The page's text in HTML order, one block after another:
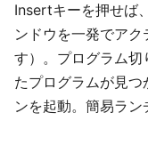
Insertキーを押せば
ンドウを一発でア
す）。プログラム
たプログラムが見
ンを起動。簡易ラン